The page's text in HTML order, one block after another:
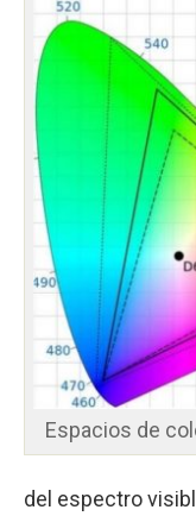
Espacios de
del espectro